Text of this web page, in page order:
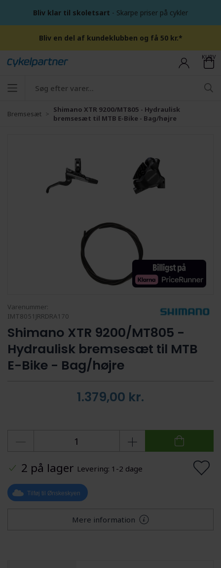
Bliv klar til skoletsart - Skarpe priser på cykler
Bliv en del af kundeklubben og få 50 kr.*
KURV
Bremsesæt
Shimano XTR 9200/MT805 - Hydraulisk
bremsesæt til MTB E-Bike - Bag/højre
Varenummer:
IMT8051JRRDRA170
Shimano XTR 9200/MT805 -
Hydraulisk bremsesæt til MTB
E-Bike - Bag/højre
1.379,00 kr.
2 på lager Levering: 1-2 dage
Tilføj til Ønskeskyen
Mere information